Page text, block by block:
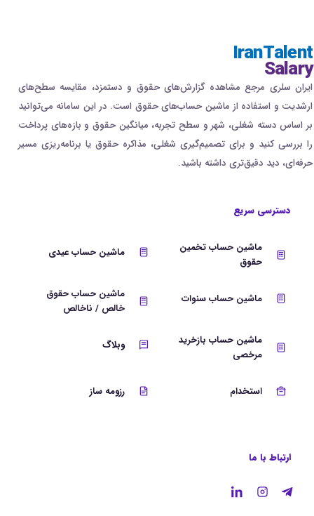
IranTalent
Salary
ایران سلری مرجع مشاهده گزارش‌های حقوق و دستمزد، مقایسه سطح‌های
ارشدیت و استفاده از ماشین حساب‌های حقوق است. در این سامانه می‌توانید
بر اساس دسته شغلی، شهر و سطح تجربه، میانگین حقوق و بازه‌های پرداخت
را بررسی کنید و برای تصمیم‌گیری شغلی، مذاکره حقوق یا برنامه‌ریزی مسیر
حرفه‌ای، دید دقیق‌تری داشته باشید.
دسترسی سریع
ماشین حساب تخمین
حقوق
ماشین حساب عیدی
ماشین حساب سنوات
ماشین حساب حقوق
خالص / ناخالص
ماشین حساب بازخرید
مرخصی
وبلاگ
استخدام رزومه ساز
ارتباط با ما